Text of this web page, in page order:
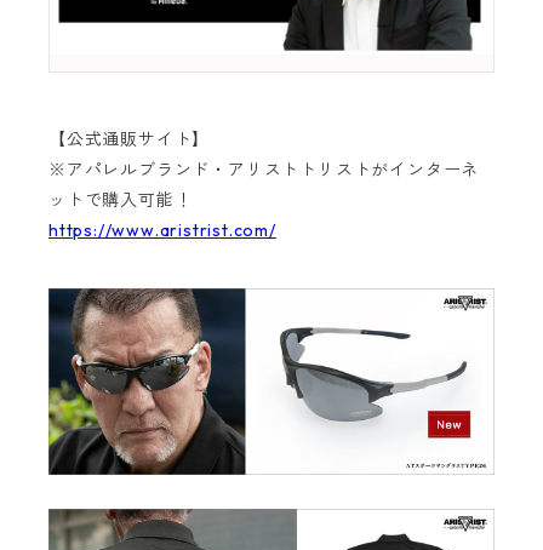
【公式通販サイト】
※アパレルブランド・アリストトリストがインターネ
ットで購入可能！
https://www.aristrist.com/